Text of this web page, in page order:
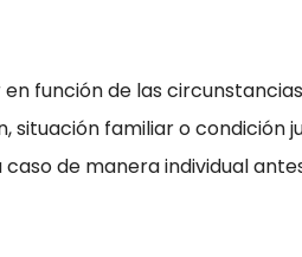
función de las
situación familiar o condición
de manera individual